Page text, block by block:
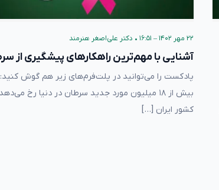
۲۲ مهر ۱۴۰۲ – ۱۶:۵۱ • دکتر علی‌اصغر هنرمند
آشنایی با مهم‌ترین راهکارهای پیشگیری از
پادکست را می‌توانید در پلت‌فرم‌های زیر هم گوش کنید:
بیش از ۱۸ میلیون مورد جدید سرطان در دنیا رخ
کشور ایران […]